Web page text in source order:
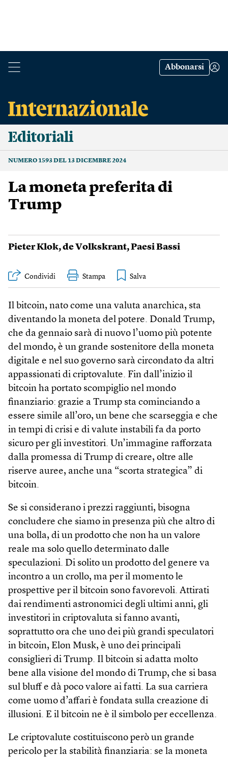
Abbonarsi
Editoriali
NUMERO 1593 DEL 13 DICEMBRE 2024
La moneta preferita di
Trump
Pieter Klok,de Volkskrant,Paesi Bassi
Condividi Stampa
Il bitcoin, nato come una valuta anarchica, sta
diventando la moneta del potere. Donald Trump,
che da gennaio sarà di nuovo l’uomo più potente
del mondo, è un grande sostenitore della moneta
digitale e nel suo governo sarà circondato da altri
appassionati di criptovalute. Fin dall’inizio il
bitcoin ha portato scompiglio nel mondo
finanziario: grazie a Trump sta cominciando a
essere simile all’oro, un bene che scarseggia e che
in tempi di crisi e di valute instabili fa da porto
sicuro per gli investitori. Un’immagine rafforzata
dalla promessa di Trump di creare, oltre alle
riserve auree, anche una “scorta strategica” di
bitcoin.
Se si considerano i prezzi raggiunti, bisogna
concludere che siamo in presenza più che altro di
una bolla, di un prodotto che non ha un valore
reale ma solo quello determinato dalle
speculazioni. Di solito un prodotto del genere va
incontro a un crollo, ma per il momento le
prospettive per il bitcoin sono favorevoli. Attirati
dai rendimenti astronomici degli ultimi anni, gli
investitori in criptovaluta si fanno avanti,
soprattutto ora che uno dei più grandi speculatori
in bitcoin, Elon Musk, è uno dei principali
consiglieri di Trump. Il bitcoin si adatta molto
bene alla visione del mondo di Trump, che si basa
sul bluff e dà poco valore ai fatti. La sua carriera
come uomo d’affari è fondata sulla creazione di
illusioni. E il bitcoin ne è il simbolo per eccellenza.
Le criptovalute costituiscono però un grande
pericolo per la stabilità finanziaria: se la moneta